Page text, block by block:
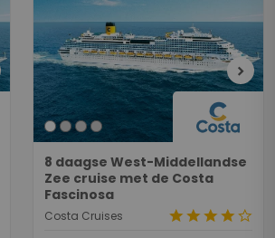
chevron_right
8 daagse West-Middellandse
Zee cruise met de Costa
Fascinosa
Costa Cruises starstarstarstarstar_border